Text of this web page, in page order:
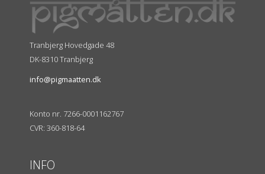
Tranbjerg Hovedgade 48
DK-8310 Tranbjerg
info@pigmaatten.dk
Konto nr. 7266-0001162767
CVR: 360-818-64
INFO